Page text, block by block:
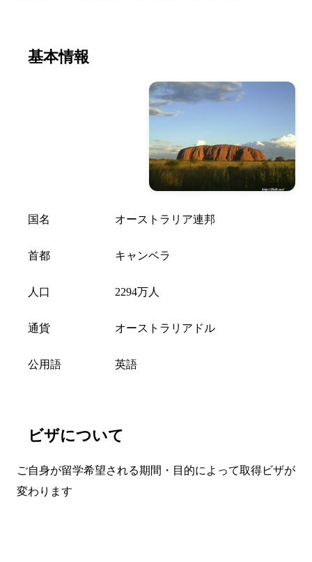
基本情報
国名 オーストラリア連邦
首都 キャンベラ
人口 2294万人
通貨 オーストラリアドル
公用語 英語
ビザについて
ご自身が留学希望される期間・目的によって取得ビザが
変わります